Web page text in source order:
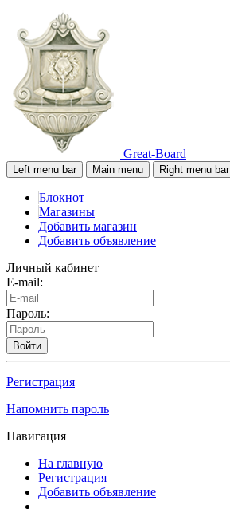
Great-Board
Left menu bar Main menu Right menu bar
Блокнот
Магазины
Добавить магазин
Добавить объявление
Личный кабинет
E-mail:
Пароль:
Войти
Регистрация
Напомнить пароль
Навигация
На главную
Регистрация
Добавить объявление